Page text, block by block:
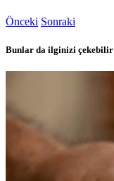
Önceki Sonraki
Bunlar da ilginizi çekebilir